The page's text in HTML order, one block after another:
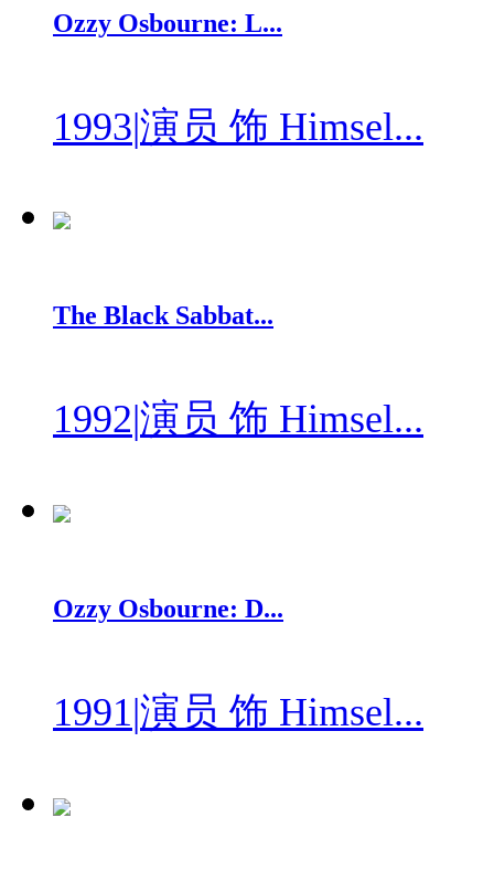
Ozzy Osbourne: L...
1993|演员 饰 Himsel...
The Black Sabbat...
1992|演员 饰 Himsel...
Ozzy Osbourne: D...
1991|演员 饰 Himsel...